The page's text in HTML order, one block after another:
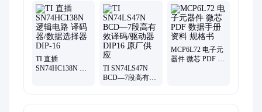
ON、QUECTEL、SGMICRO、ST、U-BLOX、MICROCHIP
TI 直插
SN74HC138N 逻
TI SN74LS47N
BCD—7段高有效
MCP6L72 电子元
器件 微芯 PDF 数